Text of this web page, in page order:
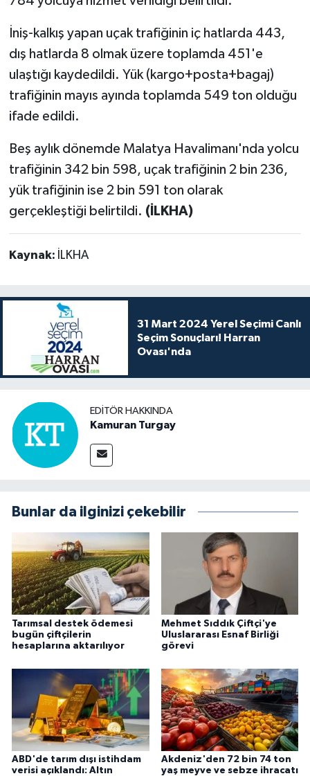
İniş-kalkış yapan uçak trafiğinin iç hatlarda 443,
dış hatlarda 8 olmak üzere toplamda 451'e
ulaştığı kaydedildi. Yük (kargo+posta+bagaj)
trafiğinin mayıs ayında toplamda 549 ton olduğu
ifade edildi.
Beş aylık dönemde Malatya Havalimanı'nda yolcu
trafiğinin 342 bin 598, uçak trafiğinin 2 bin 236,
yük trafiğinin ise 2 bin 591 ton olarak
gerçekleştiği belirtildi. (İLKHA)
Kaynak: İLKHA
31 Mart 2024 Yerel Seçimi Canlı
Seçim Sonuçları! Harran
Ovası'nda
EDITÖR HAKKINDA
Kamuran Turgay
Bunlar da ilginizi çekebilir
Tarımsal destek ödemesi
bugün çiftçilerin
hesaplarına aktarılıyor
Mehmet Sıddık Çiftçi'ye
Uluslararası Esnaf Birliği
görevi
ABD'de tarım dışı istihdam
verisi açıklandı: Altın
Akdeniz'den 72 bin 74 ton
yaş meyve ve sebze ihracatı